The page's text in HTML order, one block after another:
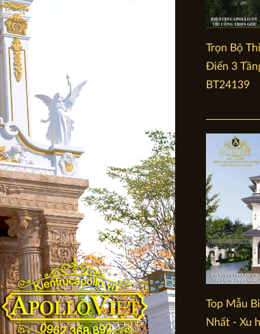
Trọn Bộ
Điển 3
BT24139
Top Mẫu
Nhất - Xu